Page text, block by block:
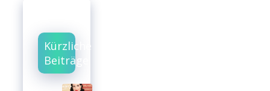
Kürzliche
Beiträge